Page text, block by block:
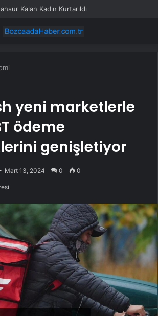
Kalan Kadın Kurtarıldı
yeni marketlerle
ödeme
genişletiyor
Mart 13, 2024 0 0